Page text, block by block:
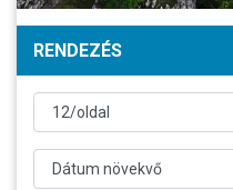
RENDEZÉS